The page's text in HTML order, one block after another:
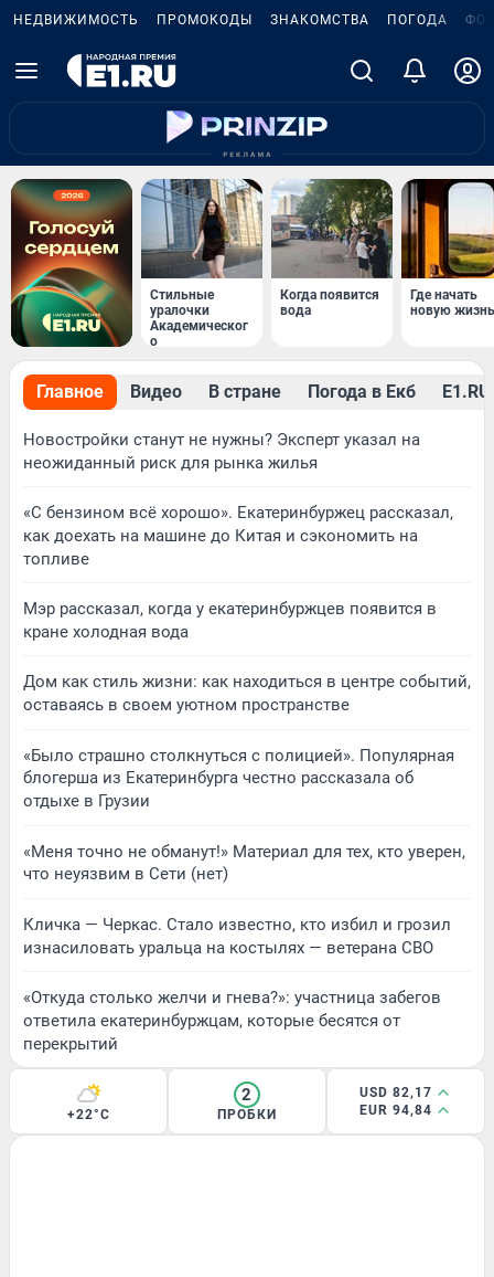
НЕДВИЖИМОСТЬ ПРОМОКОДЫ ЗНАКОМСТВА ПОГОДА
Стильные
уралочки
Академическог
о
Когда появится
вода
Где начать
новую
Главное Видео В стране Погода в Екб
Новостройки станут не нужны? Эксперт указал на
неожиданный риск для рынка жилья
«С бензином всё хорошо». Екатеринбуржец рассказал,
как доехать на машине до Китая и сэкономить на
топливе
Мэр рассказал, когда у екатеринбуржцев появится в
кране холодная вода
Дом как стиль жизни: как находиться в центре событий,
оставаясь в своем уютном пространстве
«Было страшно столкнуться с полицией». Популярная
блогерша из Екатеринбурга честно рассказала об
отдыхе в Грузии
«Меня точно не обманут!» Материал для тех, кто уверен,
что неуязвим в Сети (нет)
Кличка — Черкас. Стало известно, кто избил и грозил
изнасиловать уральца на костылях — ветерана СВО
«Откуда столько желчи и гнева?»: участница забегов
ответила екатеринбуржцам, которые бесятся от
перекрытий
+22°C
2
ПРОБКИ
USD 82,17
EUR 94,84